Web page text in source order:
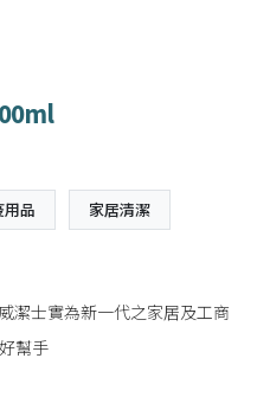
用品 家居清潔
潔士實為新一代之家居及工商
幫手